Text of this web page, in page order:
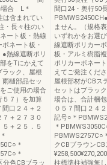
場合 L＊
は含まれてい
・長々柱のい
ート板・熱線
ネート板・
熱線遮断ポリ
をTにかえて
ラック、屋根
樋部品セッ
ご使用の場合
５７）を加算
口２４＋２
＋２７３０
＋２５．５
＊
＊
色CBブラッ
間口24・奥行50
ません。（規格
いずれかをお選
線遮断ポリカー
板・アルミ樹脂
ポリカーボネー
えてご発注くだ
屋根部材がCBス
セットはブラッ
場合は、合計梱
０５７間口２４
記号○＊
＊
PBMWS2757C○
クCBブラウン
柱標準柱補強無